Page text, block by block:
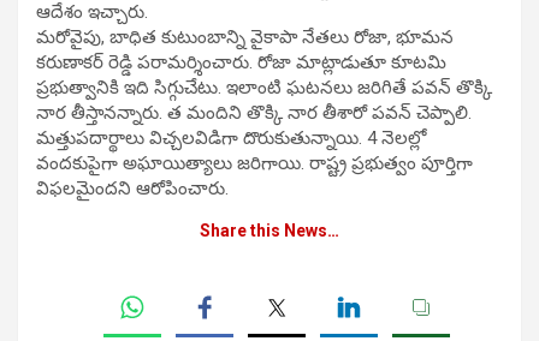
ఆదేశం ఇచ్చారు.
మరోవైపు, బాధిత కుటుంబాన్ని వైకాపా నేతలు రోజా, భూమన
కరుణాకర్ రెడ్డి పరామర్శించారు. రోజా మాట్లాడుతూ కూటమి
ప్రభుత్వానికి ఇది సిగ్గుచేటు. ఇలాంటి ఘటనలు జరిగితే పవన్ తొక్కి
నార తీస్తానన్నారు. త మందిని తొక్కి నార తీశారో పవన్ చెప్పాలి.
మత్తుపదార్థాలు విచ్చలవిడిగా దొరుకుతున్నాయి. 4 నెలల్లో
వందకుపైగా అఘాయిత్యాలు జరిగాయి. రాష్ట్ర ప్రభుత్వం పూర్తిగా
విఫలమైందని ఆరోపించారు.
Share this News…